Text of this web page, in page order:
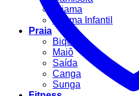
Pijama
Pijama Infantil
Praia
Biquíni
Maiô
Saída
Canga
Sunga